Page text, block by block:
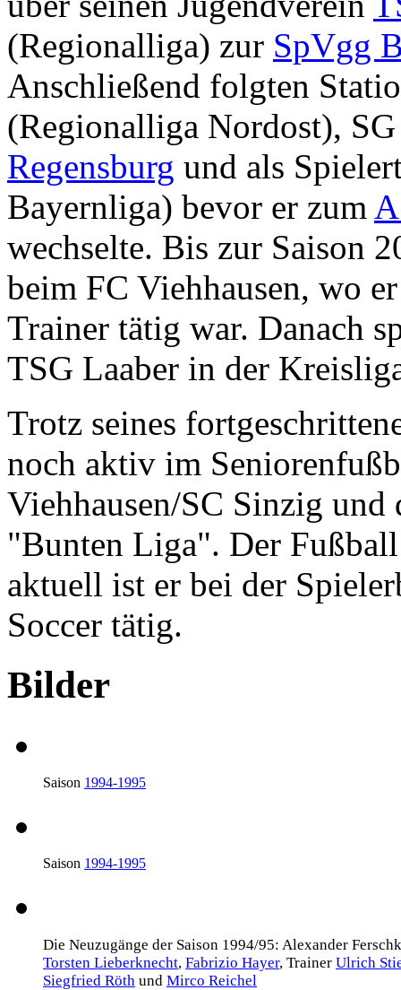
(Regionalliga) zur SpVgg
Anschließend folgten
(Regionalliga Nordost),
Regensburg und als
Bayernliga) bevor er zum
wechselte. Bis zur Saison
beim FC Viehhausen, wo
Trainer tätig war. Danach
TSG Laaber in der
Trotz seines
noch aktiv im
Viehhausen/SC Sinzig
"Bunten Liga". Der
aktuell ist er bei der
Soccer tätig.
Bilder
Saison 1994-1995
Saison 1994-1995
Die Neuzugänge der Saison 1994/95: Alexander
Torsten Lieberknecht, Fabrizio Hayer, Trainer Ulrich
Siegfried Röth und Mirco Reichel